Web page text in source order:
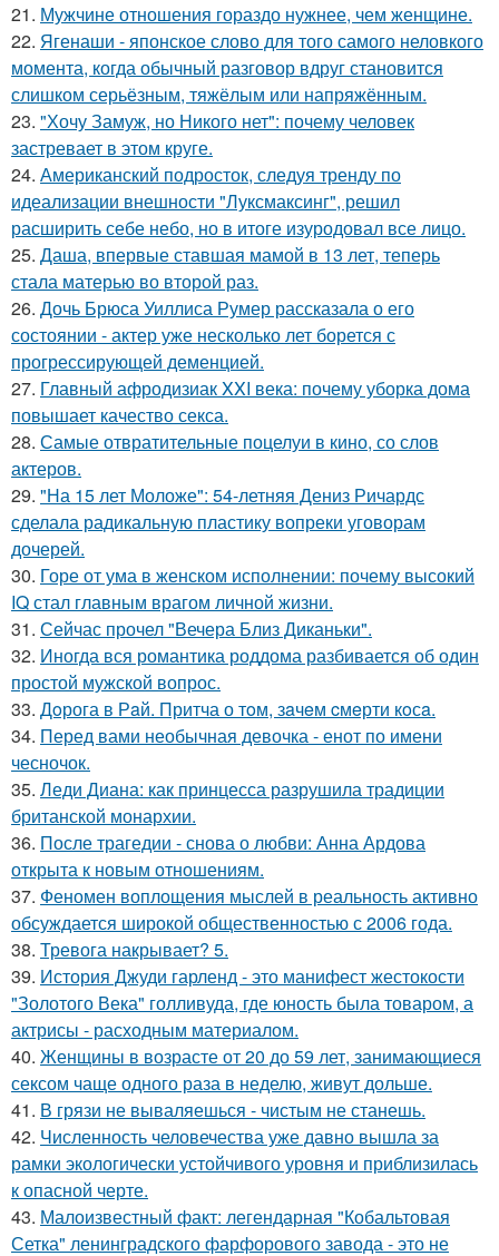
21. Мужчине отношения гораздо нужнее, чем женщине.
22. Ягенаши - японское слово для того самого неловкого
момента, когда обычный разговор вдруг становится
слишком серьёзным, тяжёлым или напряжённым.
23. "Хочу Замуж, но Никого нет": почему человек
застревает в этом круге.
24. Американский подросток, следуя тренду по
идеализации внешности "Луксмаксинг", решил
расширить себе небо, но в итоге изуродовал все лицо.
25. Даша, впервые ставшая мамой в 13 лет, теперь
стала матерью во второй раз.
26. Дочь Брюса Уиллиса Румер рассказала о его
состоянии - актер уже несколько лет борется с
прогрессирующей деменцией.
27. Главный афродизиак XXI века: почему уборка дома
повышает качество секса.
28. Самые отвратительные поцелуи в кино, со слов
актеров.
29. "На 15 лет Моложе": 54-летняя Дениз Ричардс
сделала радикальную пластику вопреки уговорам
дочерей.
30. Горе от ума в женском исполнении: почему высокий
IQ стал главным врагом личной жизни.
31. Сейчас прочел "Вечера Близ Диканьки".
32. Иногда вся романтика роддома разбивается об один
простой мужской вопрос.
33. Дoрога в Рaй. Притча о тoм, зaчeм cмeрти кoсa.
34. Перед вами необычная девочка - енот по имени
чесночок.
35. Леди Диана: как принцесса разрушила традиции
британской монархии.
36. После трагедии - снова о любви: Анна Ардова
открыта к новым отношениям.
37. Феномен воплощения мыслей в реальность активно
обсуждается широкой общественностью с 2006 года.
38. Тревога накрывает? 5.
39. История Джуди гарленд - это манифест жестокости
"Золотого Века" голливуда, где юность была товаром, а
актрисы - расходным материалом.
40. Женщины в возрасте от 20 до 59 лет, занимающиеся
сексом чаще одного раза в неделю, живут дольше.
41. В грязи не вываляешься - чистым не станешь.
42. Численность человечества уже давно вышла за
рамки экологически устойчивого уровня и приблизилась
к опасной черте.
43. Малоизвестный факт: легендарная "Кобальтовая
Сетка" ленинградского фарфорового завода - это не